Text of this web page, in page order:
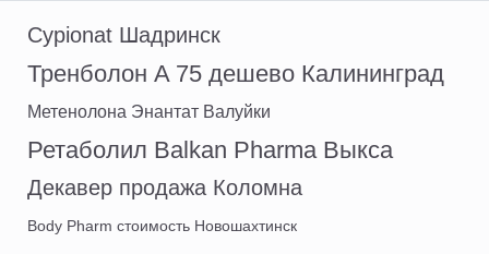
Cypionat Шадринск
Тренболон A 75 дешево Калининград
Метенолона Энантат Валуйки
Ретаболил Balkan Pharma Выкса
Декавер продажа Коломна
Body Pharm стоимость Новошахтинск